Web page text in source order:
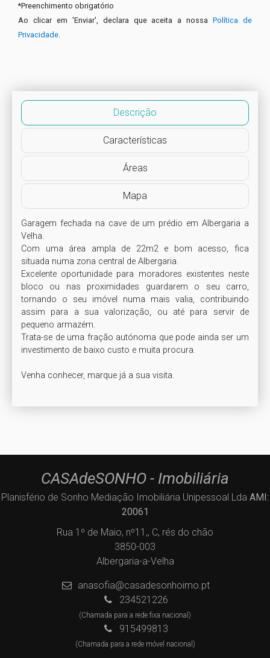
*Preenchimento obrigatório
Ao clicar em 'Enviar', declara que aceita a nossaPolítica de
Privacidade
Descrição
Características
Áreas
Mapa
Garagem fechada na cave de um prédio em Albergaria a
Velha.
Com uma área ampla de 22m2 e bom acesso, fica
situada numa zona central de Albergaria.
Excelente oportunidade para moradores existentes neste
bloco ou nas proximidades guardarem o seu carro,
tornando o seu imóvel numa mais valia, contribuindo
assim para a sua valorização, ou até para servir de
pequeno armazém.
Trata-se de uma fração autónoma que pode ainda ser um
investimento de baixo custo e muita procura.
CASAdeSONHO - Imobiliária
Planisfério de Sonho Mediação Imobiliária Unipessoal Lda AMI:
20061
Rua 1º de Maio, nº11,, C, rés do chão
3850-003
Albergaria-a-Velha
anasofia@casadesonhoimo.pt
234521226
(Chamada para a rede fixa nacional)
915499813
(Chamada para a rede móvel nacional)